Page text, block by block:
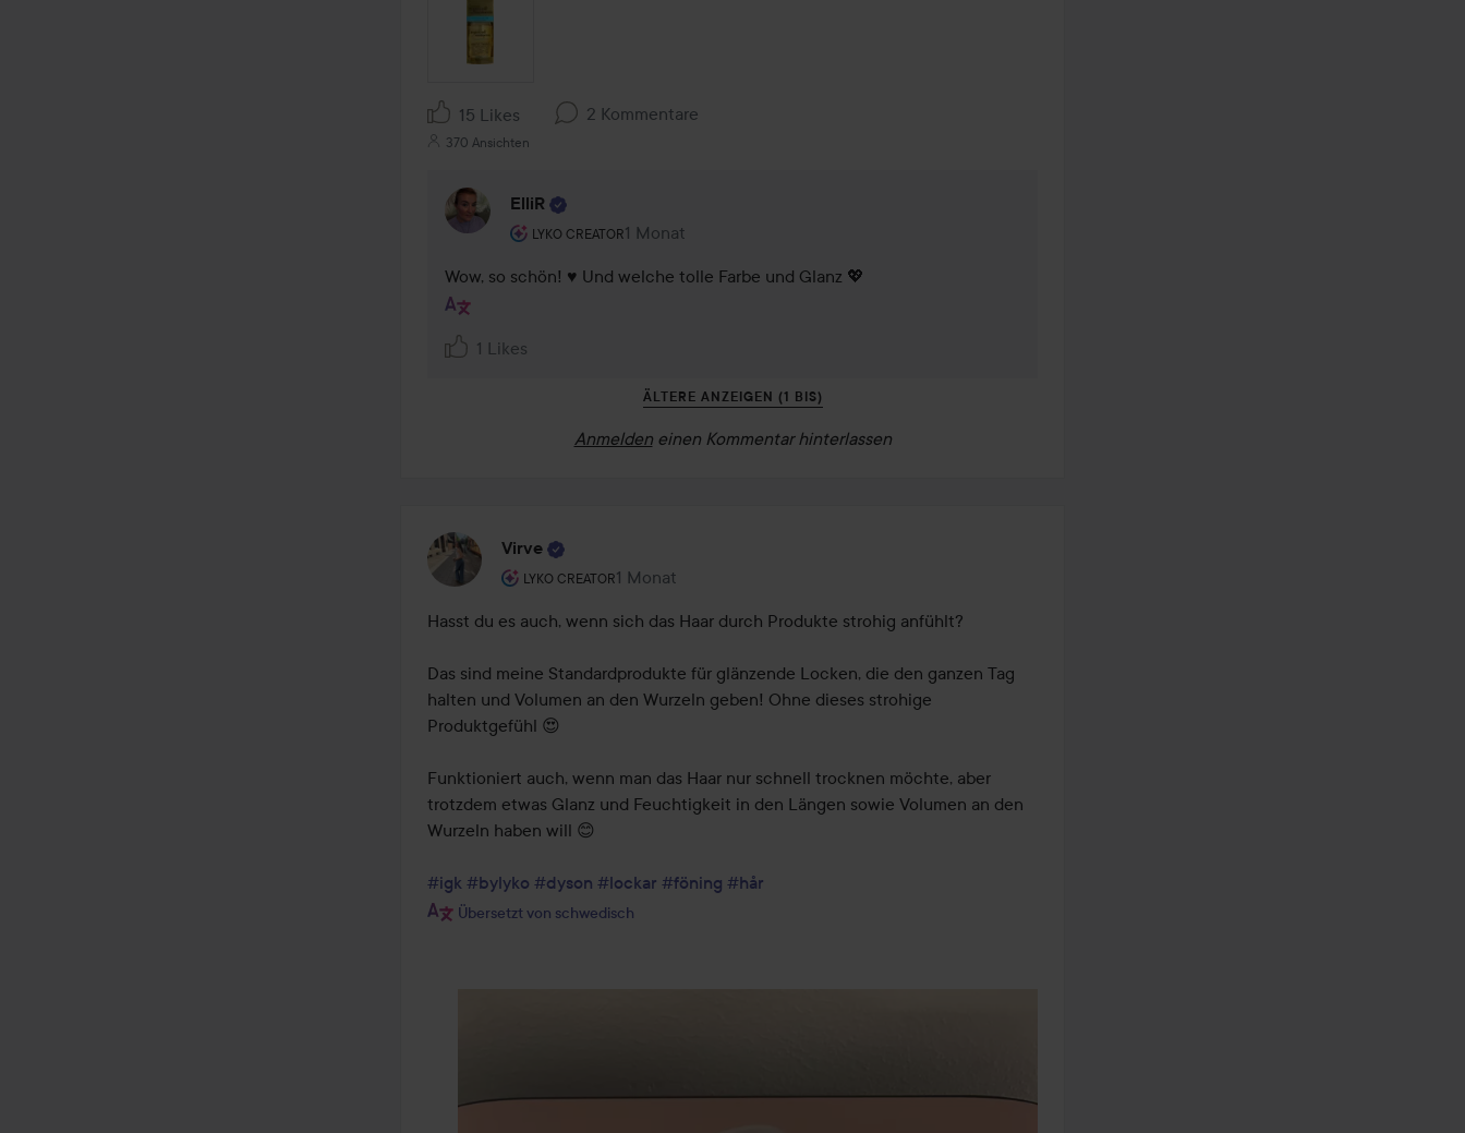
15 Likes 2 Kommentare
370 Ansichten
ElliR
LYKO CREATOR
Rolle des Benutzers: Lyko Creator.
1 Monat
Kommentaren lades 1 Monat
Wow, so schön! ♥️ Und welche tolle Farbe und Glanz 💖
1 Likes
ÄLTERE ANZEIGEN (1 BIS)
Anmelden einen Kommentar hinterlassen
Virve
LYKO CREATOR
Rolle des Benutzers: Lyko Creator.
1 Monat
Der Beitrag wurde 1 Monat erstellt
Hasst du es auch, wenn sich das Haar durch Produkte strohig anfühlt?
Das sind meine Standardprodukte für glänzende Locken, die den ganzen Tag
halten und Volumen an den Wurzeln geben! Ohne dieses strohige
Produktgefühl 😍
Funktioniert auch, wenn man das Haar nur schnell trocknen möchte, aber
trotzdem etwas Glanz und Feuchtigkeit in den Längen sowie Volumen an den
Wurzeln haben will 😊
#igk #bylyko #dyson #lockar #föning #hår
Übersetzt von schwedisch